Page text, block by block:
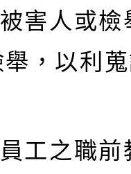
害人或檢
，以利
工之職前